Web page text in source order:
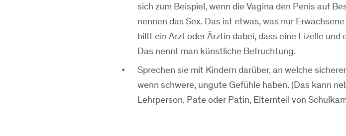
sich zum Beispiel, wenn die Vagina den Penis auf
nennen das Sex. Das ist etwas, was nur
hilft ein Arzt oder Ärztin dabei, dass eine Eizelle und
Das nennt man künstliche Befruchtung.
Sprechen sie mit Kindern darüber, an welche
wenn schwere, ungute Gefühle haben. (Das kann
Lehrperson, Pate oder Patin, Elternteil von